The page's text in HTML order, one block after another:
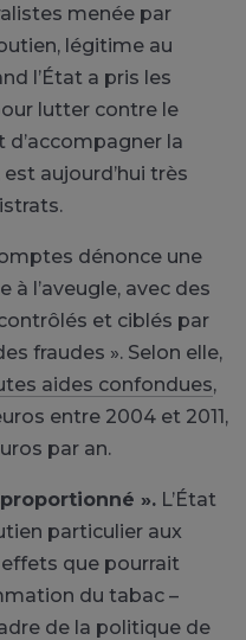
menée par
légitime au
l’État a pris les
lutter contre le
d’accompagner la
aujourd’hui très
dénonce une
l’aveugle, avec des
et ciblés par
fraudes ». Selon elle,
aides confondues,
entre 2004 et 2011,
par an.
». L’État
particulier aux
que pourrait
du tabac –
de la politique de